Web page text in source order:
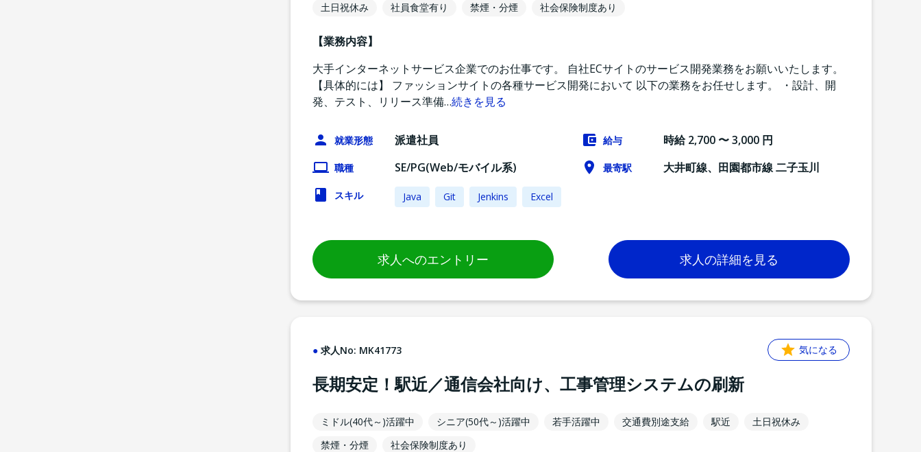
土日祝休み
社員食堂有り 禁煙・分煙 社会保険制度あり
【業務内容】
大手インターネットサービス企業でのお仕事です。 自社ECサイトのサービス開発業務をお願いいたします。
【具体的には】 ファッションサイトの各種サービス開発において 以下の業務をお任せします。 ・設計、開
発、テスト、リリース準備…続きを見る
就業形態 派遣社員 給与 時給 2,700 〜 3,000 円
職種 SE/PG(Web/モバイル系) 最寄駅 大井町線、田園都市線 二子玉川
スキル Java Git Jenkins Excel
求人へのエントリー 求人の詳細を見る
求人No: MK41773 気になる
長期安定！駅近／通信会社向け、工事管理システムの刷新
ミドル(40代～)活躍中 シニア(50代～)活躍中 若手活躍中 交通費別途支給 駅近
土日祝休み
禁煙・分煙
社会保険制度あり